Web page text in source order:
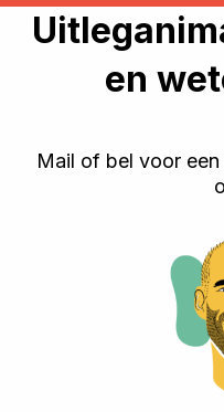
en
Mail of bel voor